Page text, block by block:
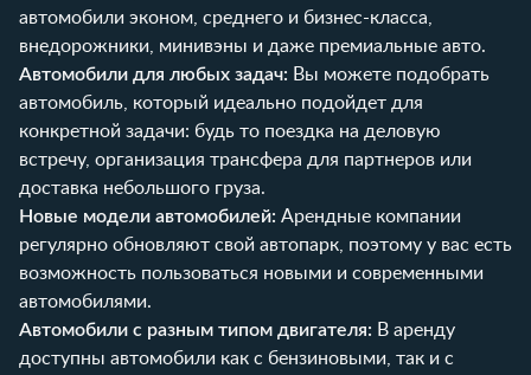
автомобили эконом, среднего и бизнес-класса,
внедорожники, минивэны и даже премиальные авто.
Автомобили для любых задач: Вы можете подобрать
автомобиль, который идеально подойдет для
конкретной задачи: будь то поездка на деловую
встречу, организация трансфера для партнеров или
доставка небольшого груза.
Новые модели автомобилей: Арендные компании
регулярно обновляют свой автопарк, поэтому у вас есть
возможность пользоваться новыми и современными
автомобилями.
Автомобили с разным типом двигателя: В аренду
доступны автомобили как с бензиновыми, так и с